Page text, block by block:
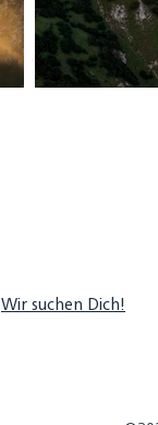
Wir suchen Dich!